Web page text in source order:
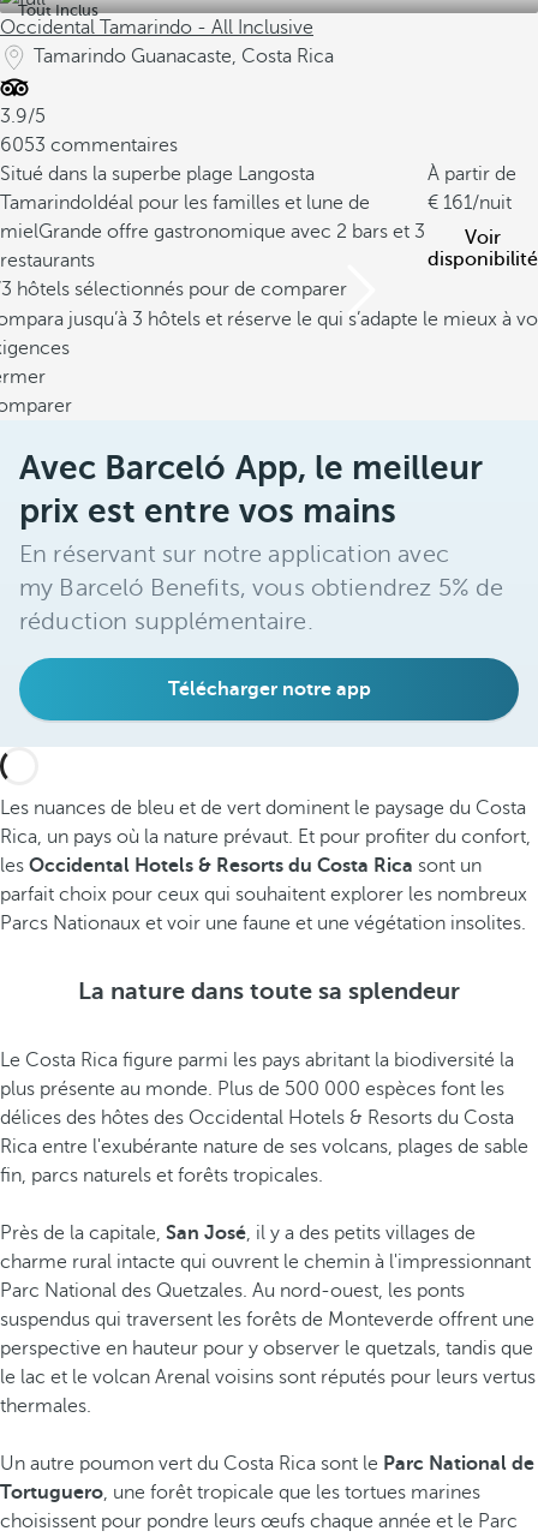
Tout Inclus
Occidental Tamarindo - All Inclusive
Tamarindo Guanacaste, Costa Rica
3.9/5
6053 commentaires
Situé dans la superbe plage Langosta
Tamarindo Idéal pour les familles et lune de
mielGrande offre gastronomique avec 2 bars et 3
restaurants
À partir de
161/nuit
Voir
disponibilité
hôtels sélectionnés pour de comparer
jusqu’à 3 hôtels et réserve le qui s’adapte le mieux à
Avec Barceló App, le meilleur
prix est entre vos mains
En réservant sur notre application avec
my Barceló Benefits, vous obtiendrez 5% de
réduction supplémentaire.
Télécharger notre app
Les nuances de bleu et de vert dominent le paysage du Costa
Rica, un pays où la nature prévaut. Et pour profiter du confort,
les Occidental Hotels & Resorts du Costa Rica sont un
parfait choix pour ceux qui souhaitent explorer les nombreux
Parcs Nationaux et voir une faune et une végétation insolites.
La nature dans toute sa splendeur
Le Costa Rica figure parmi les pays abritant la biodiversité la
plus présente au monde. Plus de 500 000 espèces font les
délices des hôtes des Occidental Hotels & Resorts du Costa
Rica entre l'exubérante nature de ses volcans, plages de sable
fin, parcs naturels et forêts tropicales.
Près de la capitale, San José, il y a des petits villages de
charme rural intacte qui ouvrent le chemin à l'impressionnant
Parc National des Quetzales. Au nord-ouest, les ponts
suspendus qui traversent les forêts de Monteverde offrent une
perspective en hauteur pour y observer le quetzals, tandis que
le lac et le volcan Arenal voisins sont réputés pour leurs vertus
thermales.
Un autre poumon vert du Costa Rica sont le Parc National de
Tortuguero, une forêt tropicale que les tortues marines
choisissent pour pondre leurs œufs chaque année et le Parc